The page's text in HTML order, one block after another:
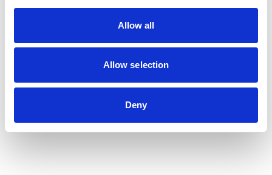
Allow all
Allow selection
Deny